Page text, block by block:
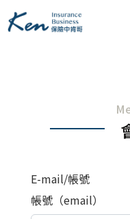
失能險
學習心得
退休規劃
E-mail/帳號
帳號（email）